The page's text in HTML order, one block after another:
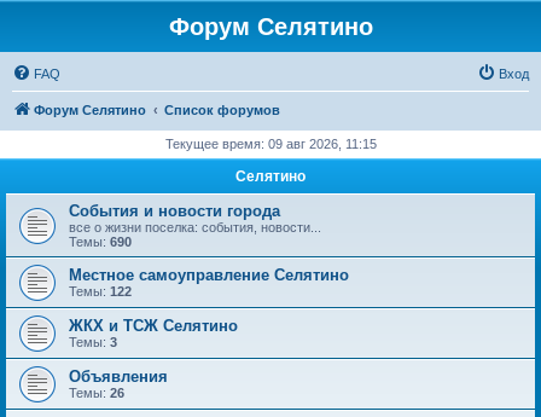
Форум Селятино
FAQ Вход
Форум Селятино Список форумов
Текущее время: 09 авг 2026, 11:15
Селятино
События и новости города
все о жизни поселка: события, новости...
Темы: 690
Местное самоуправление Селятино
Темы: 122
ЖКХ и ТСЖ Селятино
Темы: 3
Объявления
Темы: 26